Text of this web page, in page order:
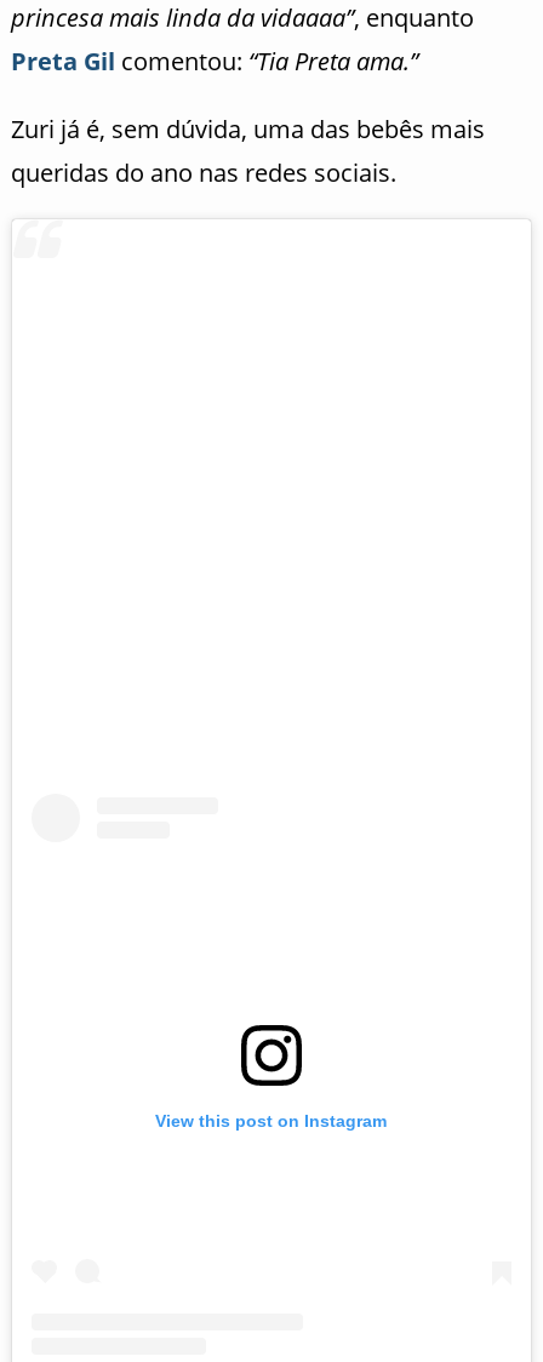
princesa mais linda da vidaaaa”, enquanto
Preta Gil comentou: “Tia Preta ama.”
Zuri já é, sem dúvida, uma das bebês mais
queridas do ano nas redes sociais.
View this post on Instagram